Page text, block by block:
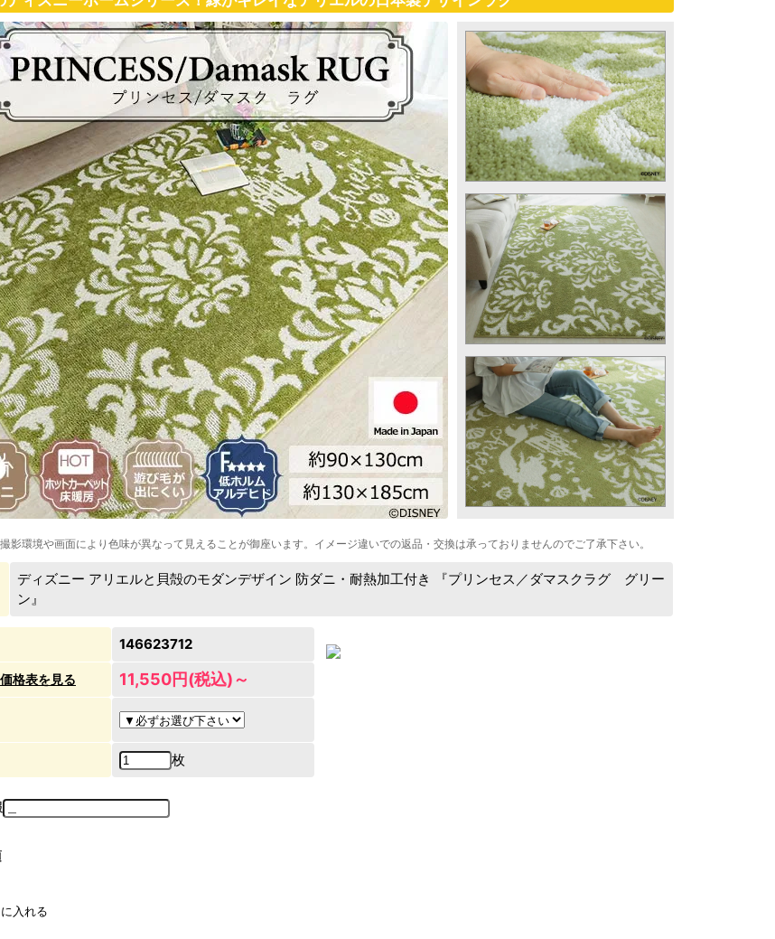
影環境や画面により色味が異なって見えることが御座います。イメージ違いでの返品・交換は承っておりませんのでご了承下さい。
ディズニー アリエルと貝殻のモダンデザイン 防ダニ・耐熱加工付き 『プリンセス／ダマスクラグ グリー
ン』
146623712
価格表を見る 11,550円(税込)～
枚